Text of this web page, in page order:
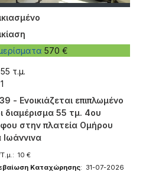
570 €
55 τ.μ.
1
- Ενοικιάζεται επιπλωμένο
διαμέρισμα 55 τμ. 4ου
στην πλατεία Ομήρου
10 €
Καταχώρησης: 31-07-2026